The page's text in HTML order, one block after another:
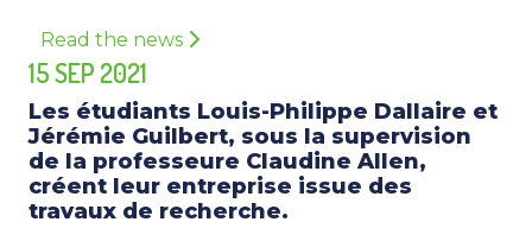
Read the news
15 SEP 2021
Les étudiants Louis-Philippe Dallaire et
Jérémie Guilbert, sous la supervision
de la professeure Claudine Allen,
créent leur entreprise issue des
travaux de recherche.